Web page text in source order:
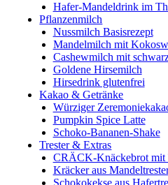
Hafer-Mandeldrink im
Pflanzenmilch
Nussmilch Basisrezept
Mandelmilch mit
Cashewmilch mit
Goldene Hirsemilch
Hirsedrink glutenfrei
Kakao & Getränke
Würziger
Pumpkin Spice Latte
Schoko-Bananen-Shake
Trester & Extras
CRÄCK-Knäckebrot mit
Kräcker aus
Schokokekse aus